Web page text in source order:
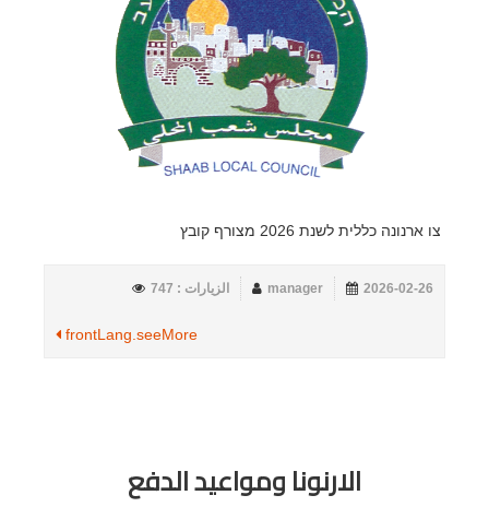
צו ארנונה כללית לשנת 2026 מצורף קובץ
2026-02-26
manager الزيارات : 747
frontLang.seeMore
الارنونا ومواعيد الدفع